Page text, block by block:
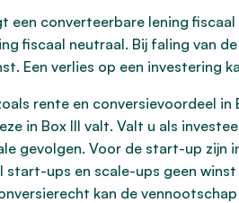
een converteerbare lening
fiscaal neutraal. Bij faling van
Een verlies op een investering
rente en conversievoordeel
in Box III valt. Valt u als
gevolgen. Voor de start-up
ups en scale-ups geen
kan de